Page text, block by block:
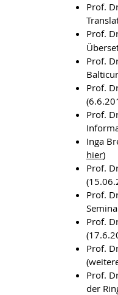
Prof.
Prof.
Prof.
Prof.
Prof.
Inga
hier)
Prof.
Prof.
Prof.
Prof.
Prof.
der